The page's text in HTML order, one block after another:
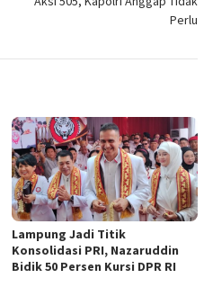
Perlu
Lampung Jadi Titik
Konsolidasi PRI, Nazaruddin
Bidik 50 Persen Kursi DPR RI